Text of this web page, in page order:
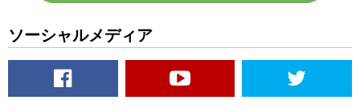
ソーシャルメディア